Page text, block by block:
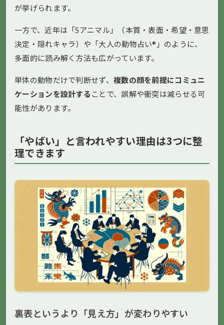
が挙げられます。
一方で、近年は「5アニマル」（本質・表面・希望・意思
決定・隠れキャラ）や「大人の動物占い®」のように、
多面的に読み解く方法も広がっています。
単体の動物だけで判断せず、 複数の顔を前提にコミュニ
ケーションを設計することで、誤解や衝突は減らせる可
能性があります。
「やばい」と言われやすい理由は3つに整
理できます
裏表というより「見え方」が変わりやすい